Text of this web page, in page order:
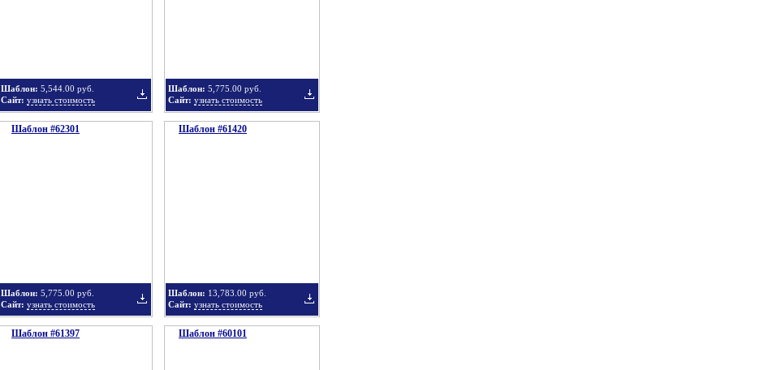
Шаблон: 5,544.00 руб.
Сайт: узнать стоимость
Шаблон: 5,775.00 руб.
Сайт: узнать стоимость
Шаблон #62301
Шаблон: 5,775.00 руб.
Сайт: узнать стоимость
Шаблон #61420
Шаблон: 13,783.00 руб.
Сайт: узнать стоимость
Шаблон #61397 Шаблон #60101